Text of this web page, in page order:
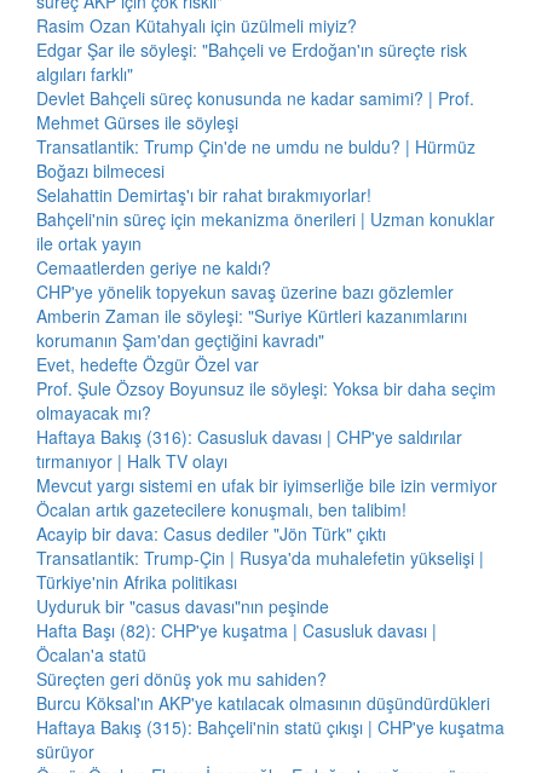
Rasim Ozan Kütahyalı için üzülmeli miyiz?
Edgar Şar ile söyleşi: "Bahçeli ve Erdoğan'ın süreçte risk
algıları farklı"
Devlet Bahçeli süreç konusunda ne kadar samimi? | Prof.
Mehmet Gürses ile söyleşi
Transatlantik: Trump Çin'de ne umdu ne buldu? | Hürmüz
Boğazı bilmecesi
Selahattin Demirtaş'ı bir rahat bırakmıyorlar!
Bahçeli'nin süreç için mekanizma önerileri | Uzman konuklar
ile ortak yayın
Cemaatlerden geriye ne kaldı?
CHP'ye yönelik topyekun savaş üzerine bazı gözlemler
Amberin Zaman ile söyleşi: "Suriye Kürtleri kazanımlarını
korumanın Şam'dan geçtiğini kavradı"
Evet, hedefte Özgür Özel var
Prof. Şule Özsoy Boyunsuz ile söyleşi: Yoksa bir daha seçim
olmayacak mı?
Haftaya Bakış (316): Casusluk davası | CHP'ye saldırılar
tırmanıyor | Halk TV olayı
Mevcut yargı sistemi en ufak bir iyimserliğe bile izin vermiyor
Öcalan artık gazetecilere konuşmalı, ben talibim!
Acayip bir dava: Casus dediler "Jön Türk" çıktı
Transatlantik: Trump-Çin | Rusya'da muhalefetin yükselişi |
Türkiye'nin Afrika politikası
Uyduruk bir "casus davası"nın peşinde
Hafta Başı (82): CHP'ye kuşatma | Casusluk davası |
Öcalan'a statü
Süreçten geri dönüş yok mu sahiden?
Burcu Köksal'ın AKP'ye katılacak olmasının düşündürdükleri
Haftaya Bakış (315): Bahçeli'nin statü çıkışı | CHP'ye kuşatma
sürüyor